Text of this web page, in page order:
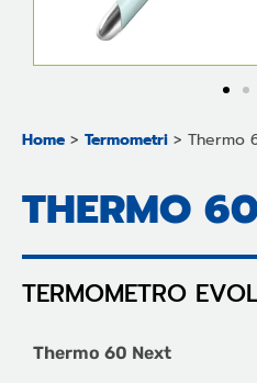
Home > Termometri > Thermo
THERMO
TERMOMETRO
Thermo 60 Next